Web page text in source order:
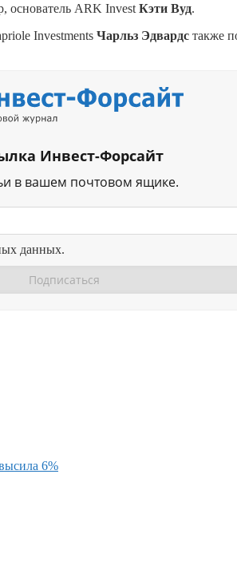
основатель ARK Invest Кэти Вуд.
Investments Чарльз Эдвардс также
Инвест-Форсайт
в вашем почтовом ящике.
данных.
6%